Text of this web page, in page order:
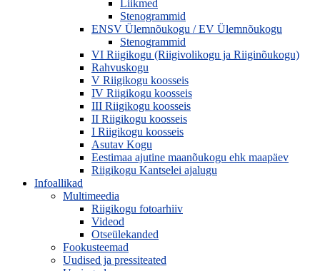
Liikmed
Stenogrammid
ENSV Ülemnõukogu / EV Ülemnõukogu
Stenogrammid
VI Riigikogu (Riigivolikogu ja Riiginõukogu)
Rahvuskogu
V Riigikogu koosseis
IV Riigikogu koosseis
III Riigikogu koosseis
II Riigikogu koosseis
I Riigikogu koosseis
Asutav Kogu
Eestimaa ajutine maanõukogu ehk maapäev
Riigikogu Kantselei ajalugu
Infoallikad
Multimeedia
Riigikogu fotoarhiiv
Videod
Otseülekanded
Fookusteemad
Uudised ja pressiteated